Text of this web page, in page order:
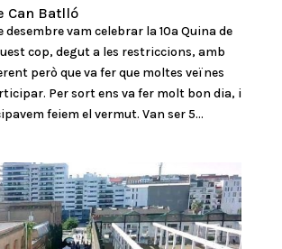
Can Batlló
desembre vam celebrar la 10a Quina de
cop, degut a les restriccions, amb
però que va fer que moltes veïnes
Per sort ens va fer molt bon dia, i
feiem el vermut. Van ser 5...